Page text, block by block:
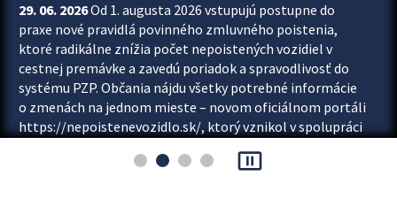
29. 06. 2026Od 1. augusta 2026 vstupujú postupne do
praxe nové pravidlá povinného zmluvného poistenia,
ktoré radikálne znížia počet nepoistených vozidiel v
cestnej premávke a zavedú poriadok a spravodlivosť do
systému PZP. Občania nájdu všetky potrebné informácie
o zmenách na jednom mieste – novom oficiálnom portáli
https://nepoistenevozidlo.sk/, ktorý vznikol v spolupráci
asociácie poisťovní (SLASPO) a Ministerstva vnútra SR.
pause_presentation